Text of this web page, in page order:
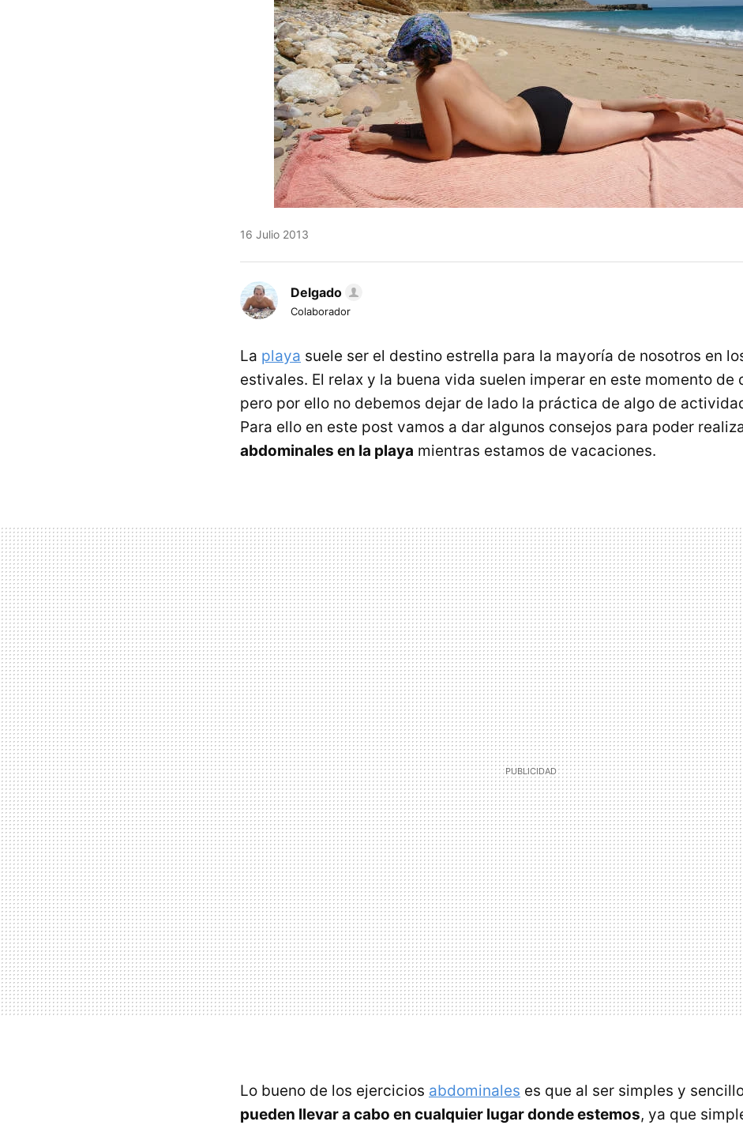
16 Julio 2013
Delgado
Colaborador
La playa suele ser el destino estrella para la mayoría de nosotros en
estivales. El relax y la buena vida suelen imperar en este momento de
pero por ello no debemos dejar de lado la práctica de algo de
Para ello en este post vamos a dar algunos consejos para poder
abdominales en la playa mientras estamos de vacaciones.
Lo bueno de los ejercicios abdominales es que al ser simples y
pueden llevar a cabo en cualquier lugar donde estemos, ya que